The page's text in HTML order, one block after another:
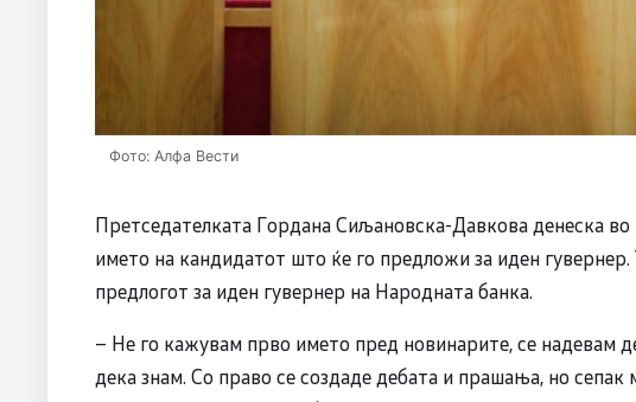
Фото: Алфа Вести
Претседателката Гордана Сиљановска-Давкова денеска во
името на кандидатот што ќе го предложи за иден гувернер.
предлогот за иден гувернер на Народната банка.
– Не го кажувам прво името пред новинарите, се надевам
дека знам. Со право се создаде дебата и прашања, но